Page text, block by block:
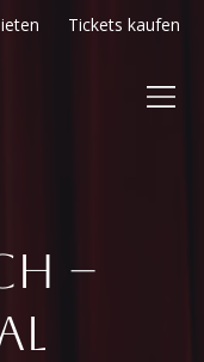
Tickets kaufen
–